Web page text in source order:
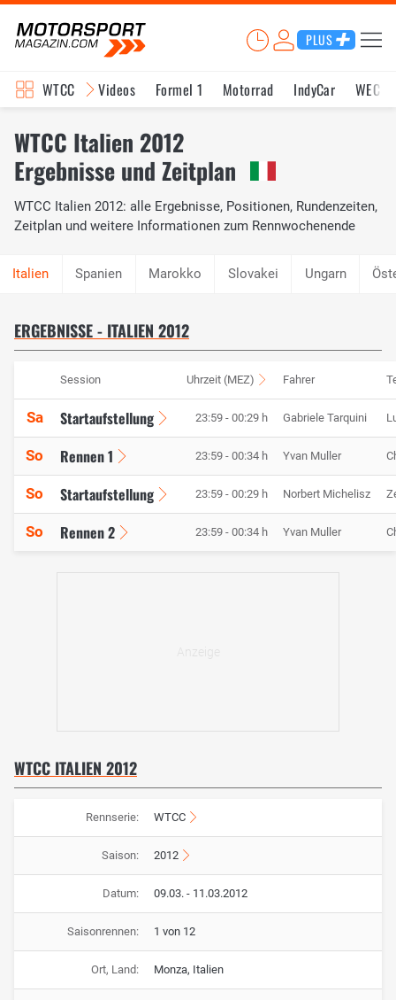
PLUS
WTCC Videos Formel 1 Motorrad IndyCar WEC
WTCC Italien 2012
Ergebnisse und Zeitplan
WTCC Italien 2012: alle Ergebnisse, Positionen, Rundenzeiten,
Zeitplan und weitere Informationen zum Rennwochenende
Spanien Marokko Slovakei Ungarn
ERGEBNISSE - ITALIEN 2012
Session Uhrzeit (MEZ) Fahrer
Sa Startaufstellung 23:59 - 00:29 h Gabriele Tarquini
So Rennen 1 23:59 - 00:34 h Yvan Muller
So Startaufstellung 23:59 - 00:29 h Norbert Michelisz
So Rennen 2 23:59 - 00:34 h Yvan Muller
WTCC ITALIEN 2012
Rennserie: WTCC
Saison: 2012
Datum: 09.03. - 11.03.2012
Saisonrennen: 1 von 12
Ort, Land: Monza, Italien